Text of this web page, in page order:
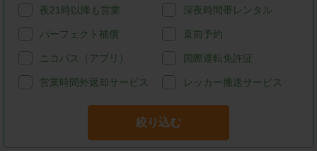
夜21時以降も営業 深夜時間帯レンタル
パーフェクト補償 直前予約
ニコパス（アプリ） 国際運転免許証
営業時間外返却サービス レッカー搬送サービス
絞り込む